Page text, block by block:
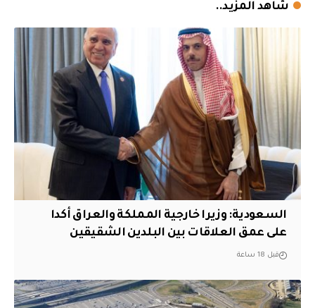
شاهد المزيد..
السعودية: وزيرا خارجية المملكة والعراق أكدا
على عمق العلاقات بين البلدين الشقيقين
قبل 18 ساعة